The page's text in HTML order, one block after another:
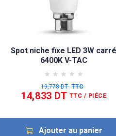
Spot niche fixe LED 3W carré
6400K V-TAC
19,778 DT TTC
14,833 DT TTC / PIÉCE
Ajouter au panier